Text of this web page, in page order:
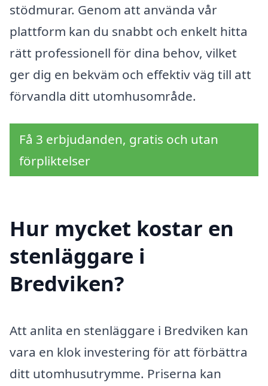
stödmurar. Genom att använda vår
plattform kan du snabbt och enkelt hitta
rätt professionell för dina behov, vilket
ger dig en bekväm och effektiv väg till att
förvandla ditt utomhusområde.
Få 3 erbjudanden, gratis och utan
förpliktelser
Hur mycket kostar en
stenläggare i
Bredviken?
Att anlita en stenläggare i Bredviken kan
vara en klok investering för att förbättra
ditt utomhusutrymme. Priserna kan